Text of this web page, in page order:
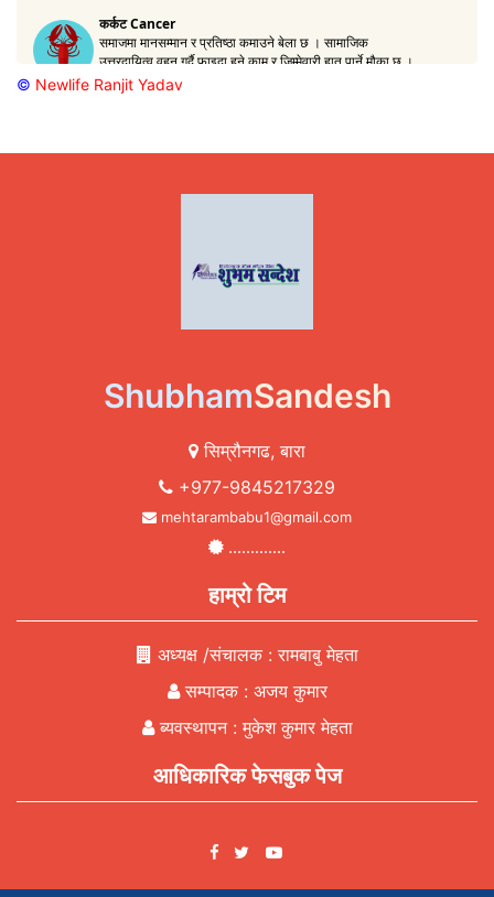
© Newlife Ranjit Yadav
ShubhamSandesh
सिम्रौनगढ, बारा
+977-9845217329
mehtarambabu1@gmail.com
हाम्रो टिम
अध्यक्ष /संचालक : रामबाबु मेहता
सम्पादक : अजय कुमार
ब्यवस्थापन : मुकेश कुमार मेहता
आधिकारिक फेसबुक पेज
FacebookYouTube